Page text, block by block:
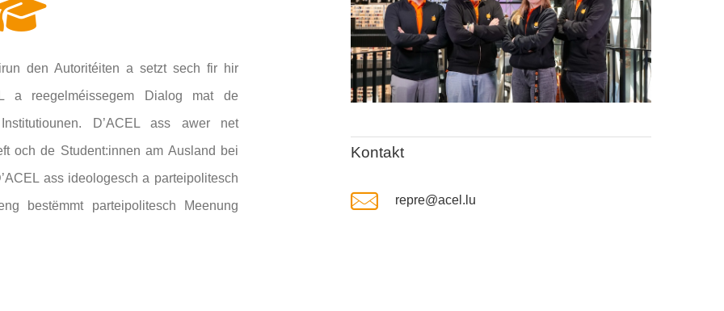
den Autoritéiten a setzt sech fir hir
a reegelméissegem Dialog mat de
D’ACEL ass awer net
och de Student:innen am Ausland bei
ass ideologesch a parteipolitesch
bestëmmt parteipolitesch Meenung
Kontakt
repre@acel.lu